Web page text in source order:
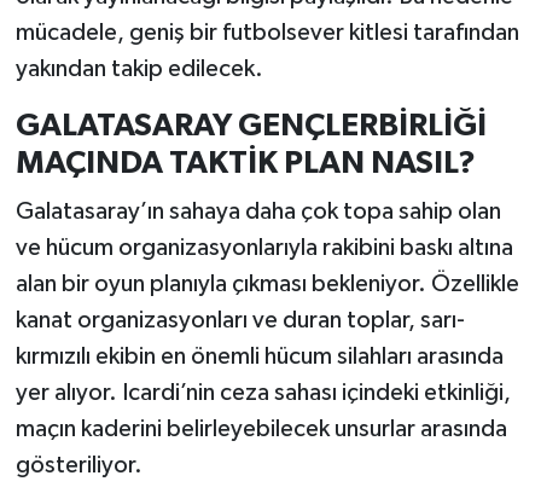
mücadele, geniş bir futbolsever kitlesi tarafından
yakından takip edilecek.
GALATASARAY GENÇLERBİRLİĞİ
MAÇINDA TAKTİK PLAN NASIL?
Galatasaray’ın sahaya daha çok topa sahip olan
ve hücum organizasyonlarıyla rakibini baskı altına
alan bir oyun planıyla çıkması bekleniyor. Özellikle
kanat organizasyonları ve duran toplar, sarı-
kırmızılı ekibin en önemli hücum silahları arasında
yer alıyor. Icardi’nin ceza sahası içindeki etkinliği,
maçın kaderini belirleyebilecek unsurlar arasında
gösteriliyor.